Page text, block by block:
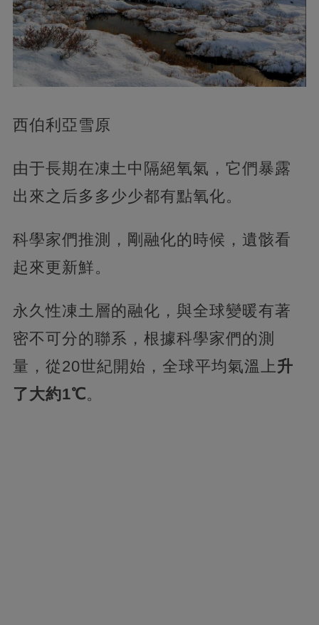
西伯利亞雪原
由于長期在凍土中隔絕氧氣，它們暴露
出來之后多多少少都有點氧化。
科學家們推測，剛融化的時候，遺骸看
起來更新鮮。
永久性凍土層的融化，與全球變暖有著
密不可分的聯系，根據科學家們的測
量，從20世紀開始，全球平均氣溫上 升
了大約1℃。